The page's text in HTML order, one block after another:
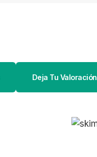
Deja Tu Valoración